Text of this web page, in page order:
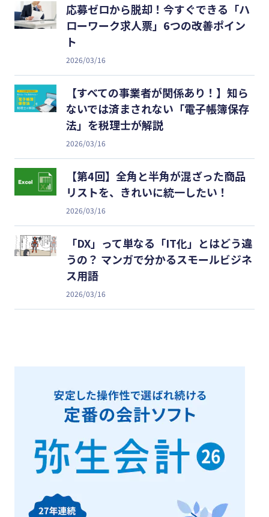
応募ゼロから脱却！今すぐできる「ハ
ローワーク求人票」6つの改善ポイン
ト
2026/03/16
【すべての事業者が関係あり！】知ら
ないでは済まされない「電子帳簿保存
法」を税理士が解説
2026/03/16
【第4回】全角と半角が混ざった商品
リストを、きれいに統一したい！
2026/03/16
「DX」って単なる「IT化」とはどう違
うの？ マンガで分かるスモールビジネ
ス用語
2026/03/16